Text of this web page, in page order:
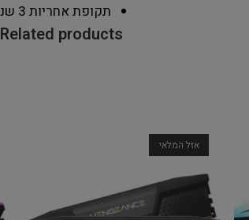
תקופת אחריות 3 שנים
Related products
אזל המלאי